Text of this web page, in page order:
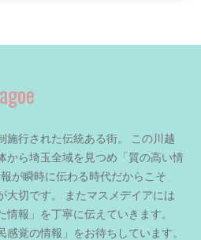
施行された伝統ある街。 この川越
から埼玉全域を見つめ「質の高い情
が瞬時に伝わる時代だからこそ
大切です。 またマスメデイアには
報」を丁寧に伝えていきます。
覚の情報」をお待ちしています。